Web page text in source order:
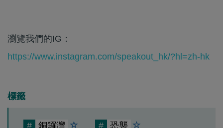
瀏覽我們的IG：
https://www.instagram.com/speakout_hk/?hl=zh-hk
標籤
# 銅鑼灣 # 恐襲